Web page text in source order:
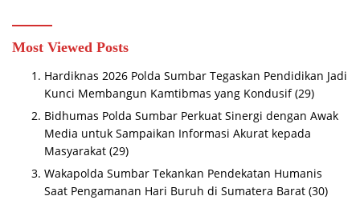
Most Viewed Posts
Hardiknas 2026 Polda Sumbar Tegaskan Pendidikan Jadi
Kunci Membangun Kamtibmas yang Kondusif (29)
Bidhumas Polda Sumbar Perkuat Sinergi dengan Awak
Media untuk Sampaikan Informasi Akurat kepada
Masyarakat (29)
Wakapolda Sumbar Tekankan Pendekatan Humanis
Saat Pengamanan Hari Buruh di Sumatera Barat (30)